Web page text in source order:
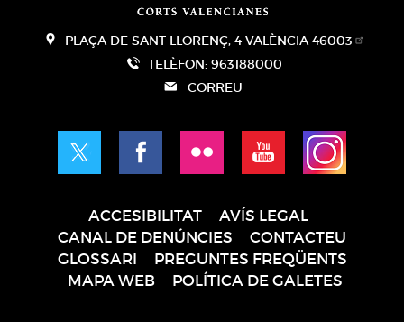
PLAÇA DE SANT LLORENÇ, 4 VALÈNCIA 46003
TELÈFON: 963188000
CORREU
página
ACCESIBILITAT
AVÍS LEGAL
CANAL DE DENÚNCIES
CONTACTEU
GLOSSARI
PREGUNTES FREQÜENTS
MAPA WEB
POLÍTICA DE GALETES